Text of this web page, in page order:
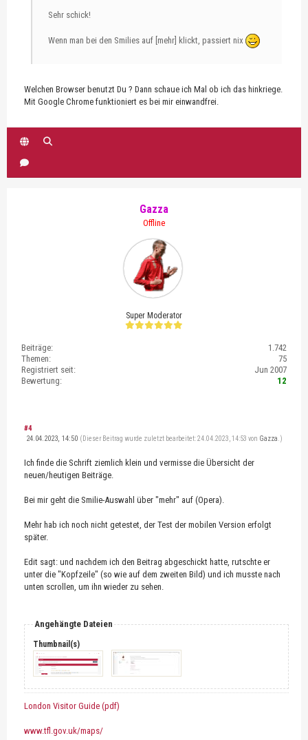
Sehr schick!
Wenn man bei den Smilies auf [mehr] klickt, passiert nix
Welchen Browser benutzt Du ? Dann schaue ich Mal ob ich das hinkriege.
Mit Google Chrome funktioniert es bei mir einwandfrei.
Gazza
Offline
Super Moderator
Beiträge:
1.742
Themen:
75
Registriert seit:
Jun 2007
Bewertung:
12
#4
24.04.2023, 14:50 (Dieser Beitrag wurde zuletzt bearbeitet: 24.04.2023, 14:53 von Gazza .)
Ich finde die Schrift ziemlich klein und vermisse die Übersicht der
neuen/heutigen Beiträge.
Bei mir geht die Smilie-Auswahl über "mehr" auf (Opera).
Mehr hab ich noch nicht getestet, der Test der mobilen Version erfolgt
später.
Edit sagt: und nachdem ich den Beitrag abgeschickt hatte, rutschte er
unter die "Kopfzeile" (so wie auf dem zweiten Bild) und ich musste nach
unten scrollen, um ihn wieder zu sehen.
Angehängte Dateien
Thumbnail(s)
London Visitor Guide (pdf)
www.tfl.gov.uk/maps/